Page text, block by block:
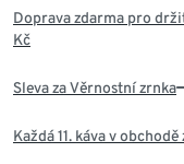
Doprava zdarma pro
Kč
Sleva za Věrnostní zrnka
Každá 11. káva v